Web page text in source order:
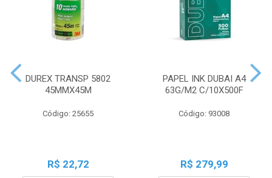
DUREX TRANSP 5802
45MMX45M
Código: 25655
R$ 22,72
PAPEL INK DUBAI A4
63G/M2 C/10X500F
Código: 93008
R$ 279,99